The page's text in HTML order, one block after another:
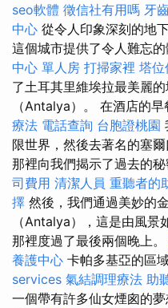
seo軟體 徵信社有用嗎 牙
中心 從令人印象深刻的地
這個城市提供了令人難忘
中心 單人房 打掃家裡 塔位
了土耳其里維埃拉最美麗
（Antalya）。 在酒店的
療法 電話查詢 台胞證桃園
限世界，然後去著名的塞
那裡向我們揭示了過去的秘
司費用 清潔人員 重聽者的
擇 然後，我們通過美妙的
（Antalya），這是由風
那裡度過了最後兩個晚上。
養護中心 卡帕多基亞的區
services 氣結調理療法 助
一個帶有許多仙女煙囪的